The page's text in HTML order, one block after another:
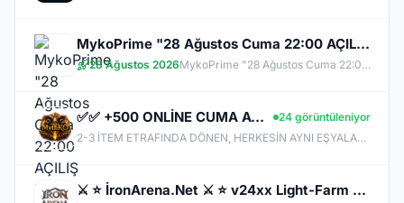
MykoPrime "28 Ağustos Cuma 22:00 AÇILIŞ !"- Max LvL 72 - Free To Play - KC SATIŞI YOK
28 Ağustos 2026 MykoPrime "28 Ağustos Cuma 22:00 AÇILIŞ !"- Max LvL 72 - Free To Play - KC SATIŞI YOK
✅✅ +500 ONLİNE CUMA AÇILDI✅✅✅✅ƁÖYLE BIR SERVER YOK ✅✅✅✅MYTHKO
24 görüntüleniyor
2-3 İTEM ETRAFINDA DÖNEN, HERKESİN AYNI EŞYALARLA OYNADIĞI SUNUCULARDAN BIKMADIN MI? MYTHKO'DA YENİ WEAPON BOXLARI, TAKI SİSTEMLERİ, DRAGON ARMOR, PERK STAT, GÖREVLER, FARM ALANLARI VE KAZANÇ DOLU ETKİNLİKLER SENİ BEKLİYOR! ONLİNE KAL, KC KAZAN, KİLL AL PARA KAZAN, CR VE ETKİNLİKLERDEN ÖDÜLLER TOPLA. BİZDE AMAÇ SADECE PUS DEĞİL; UZUN SOLUKLU, EMEK VERDİKÇE KAZANDIĞIN GERÇEK BİR PvP DENEYİMİ!
⚔️ ⭐ İronArena.Net ⚔️ ⭐ v24xx Light-Farm Server ⭐⚔️⭐ 31.07.2026⭐⚔️⭐Güncellenmiş Yükseltilmiş Drop ve